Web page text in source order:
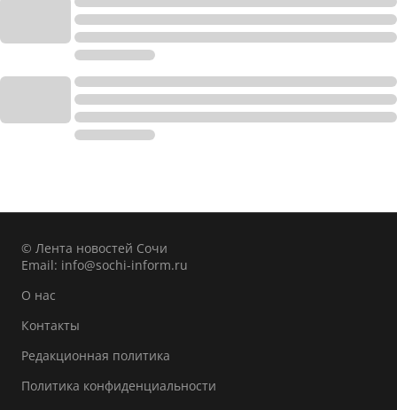
© Лента новостей Сочи
Email: info@sochi-inform.ru
О нас
Контакты
Редакционная политика
Политика конфиденциальности